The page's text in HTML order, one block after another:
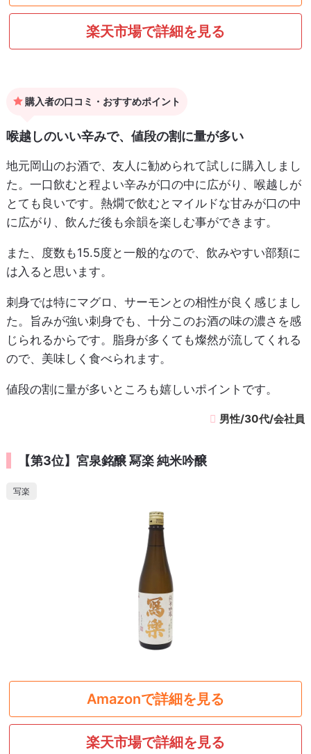
楽天市場で詳細を見る
購入者の口コミ・おすすめポイント
喉越しのいい辛みで、値段の割に量が多い
地元岡山のお酒で、友人に勧められて試しに購入しまし
た。一口飲むと程よい辛みが口の中に広がり、喉越しが
とても良いです。熱燗で飲むとマイルドな甘みが口の中
に広がり、飲んだ後も余韻を楽しむ事ができます。
また、度数も15.5度と一般的なので、飲みやすい部類に
は入ると思います。
刺身では特にマグロ、サーモンとの相性が良く感じまし
た。旨みが強い刺身でも、十分このお酒の味の濃さを感
じられるからです。脂身が多くても燦然が流してくれる
ので、美味しく食べられます。
値段の割に量が多いところも嬉しいポイントです。
男性/30代/会社員
【第3位】宮泉銘醸 冩楽 純米吟醸
写楽
Amazonで詳細を見る
楽天市場で詳細を見る